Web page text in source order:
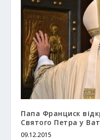
Папа Франциск
Святого Петра у
09.12.2015